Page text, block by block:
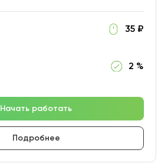
35 ₽
2 %
Начать работать
Подробнее